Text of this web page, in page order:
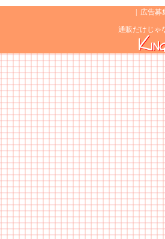
広告募
通販だけじゃ